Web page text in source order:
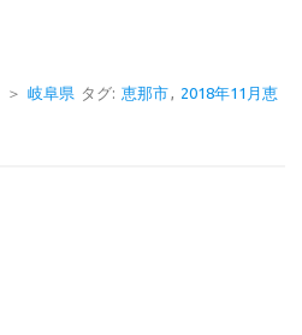
＞ 岐阜県 タグ: 恵那市, 2018年11月恵